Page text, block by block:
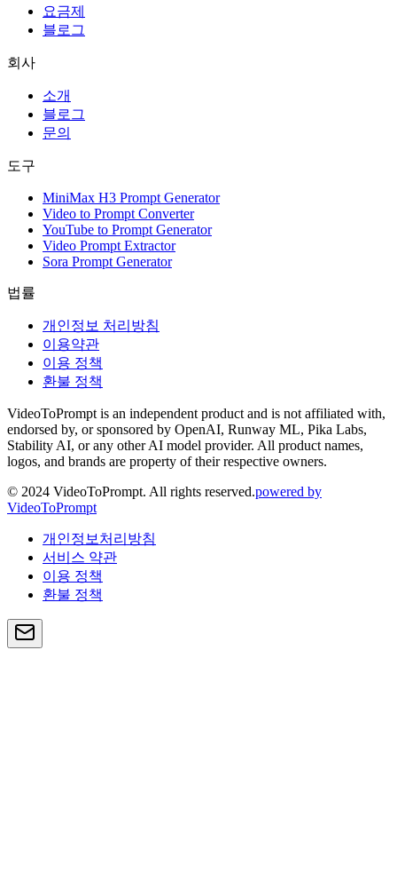
요금제
블로그
회사
소개
블로그
문의
도구
MiniMax H3 Prompt Generator
Video to Prompt Converter
YouTube to Prompt Generator
Video Prompt Extractor
Sora Prompt Generator
법률
개인정보 처리방침
이용약관
이용 정책
환불 정책
VideoToPrompt is an independent product and is not affiliated with,
endorsed by, or sponsored by OpenAI, Runway ML, Pika Labs,
Stability AI, or any other AI model provider. All product names,
logos, and brands are property of their respective owners.
© 2024 VideoToPrompt. All rights reserved.powered by
VideoToPrompt
개인정보처리방침
서비스 약관
이용 정책
환불 정책